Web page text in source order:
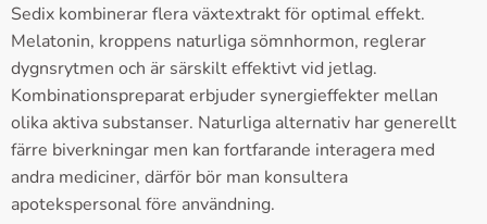
Sedix kombinerar flera växtextrakt för optimal effekt.
Melatonin, kroppens naturliga sömnhormon, reglerar
dygnsrytmen och är särskilt effektivt vid jetlag.
Kombinationspreparat erbjuder synergieffekter mellan
olika aktiva substanser. Naturliga alternativ har generellt
färre biverkningar men kan fortfarande interagera med
andra mediciner, därför bör man konsultera
apotekspersonal före användning.